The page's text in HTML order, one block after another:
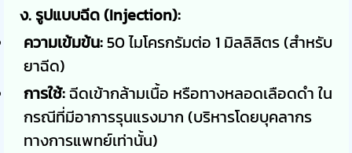
ง. รูปแบบฉีด (Injection):
ความเข้มข้น:50 ไมโครกรัมต่อ 1 มิลลิลิตร (สำหรับ
ยาฉีด)
การใช้:ฉีดเข้ากล้ามเนื้อ หรือทางหลอดเลือดดำ ใน
กรณีที่มีอาการรุนแรงมาก (บริหารโดยบุคลากร
ทางการแพทย์เท่านั้น)